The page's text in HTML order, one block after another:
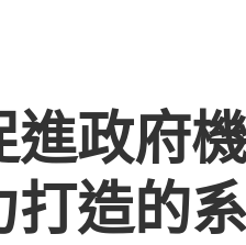
進政府
打造的